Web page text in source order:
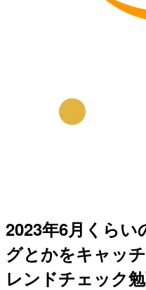
2023年6月くらい
グとかをキャッ
レンドチェック